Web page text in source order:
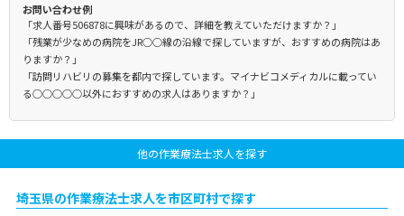
お問い合わせ例
「求人番号506878に興味があるので、詳細を教えていただけますか？」
「残業が少なめの病院をJR○○線の沿線で探していますが、おすすめの病院はあ
りますか？」
「訪問リハビリの募集を都内で探しています。マイナビコメディカルに載ってい
る○○○○○以外におすすめの求人はありますか？」
他の作業療法士求人を探す
埼玉県の作業療法士求人を市区町村で探す